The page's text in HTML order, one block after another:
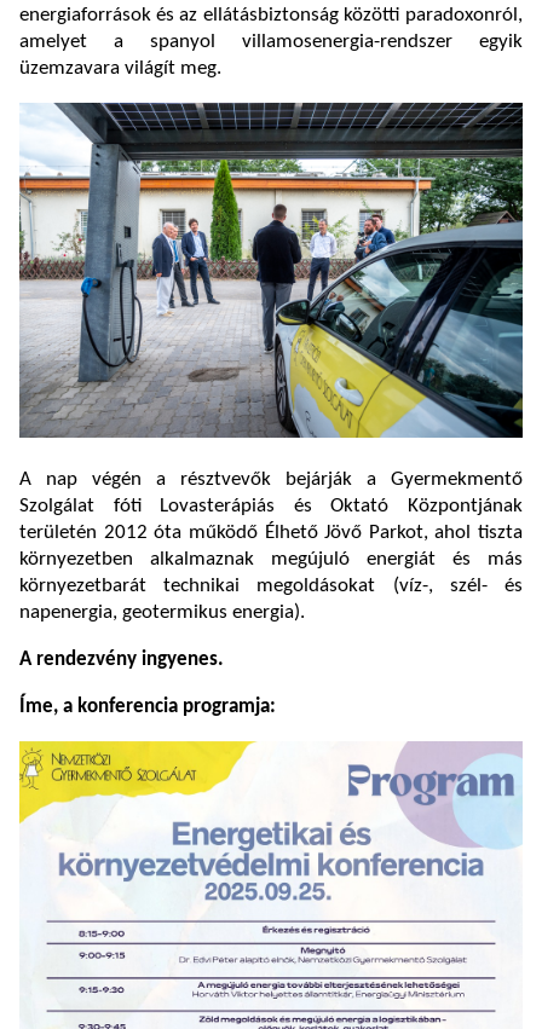
energiaforrások és az ellátásbiztonság közötti paradoxonról,
amelyet a spanyol villamosenergia-rendszer egyik
üzemzavara világít meg.
A nap végén a résztvevők bejárják a Gyermekmentő
Szolgálat fóti Lovasterápiás és Oktató Központjának
területén 2012 óta működő Élhető Jövő Parkot, ahol tiszta
környezetben alkalmaznak megújuló energiát és más
környezetbarát technikai megoldásokat (víz-, szél- és
napenergia, geotermikus energia).
A rendezvény ingyenes.
Íme, a konferencia programja: